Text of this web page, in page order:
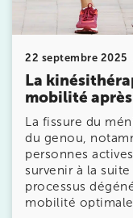
22 septembre 2025
La
mobilité
La fissure du
du genou,
personnes
survenir à la suite
processus
mobilité
IK
380 Av. de
Châtenay-
01 43 50
Prenez
Prenez